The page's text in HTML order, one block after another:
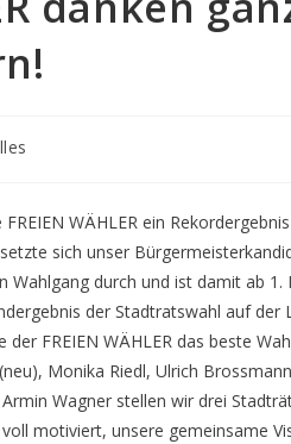
WÄHLER ein
sich unser
durch und ist damit ab
der Stadtratswahl auf der
FREIEN WÄHLER das beste
Monika Riedl, Ulrich
Wagner stellen wir drei
motiviert, unsere gemeinsame